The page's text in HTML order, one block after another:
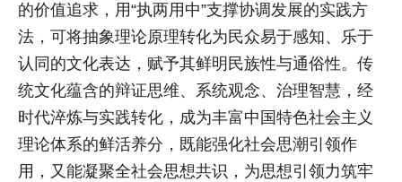
的价值追求，用“执两用中”支撑协调发展的实践方
法，可将抽象理论原理转化为民众易于感知、乐于
认同的文化表达，赋予其鲜明民族性与通俗性。传
统文化蕴含的辩证思维、系统观念、治理智慧，经
时代淬炼与实践转化，成为丰富中国特色社会主义
理论体系的鲜活养分，既能强化社会思潮引领作
用，又能凝聚全社会思想共识，为思想引领力筑牢